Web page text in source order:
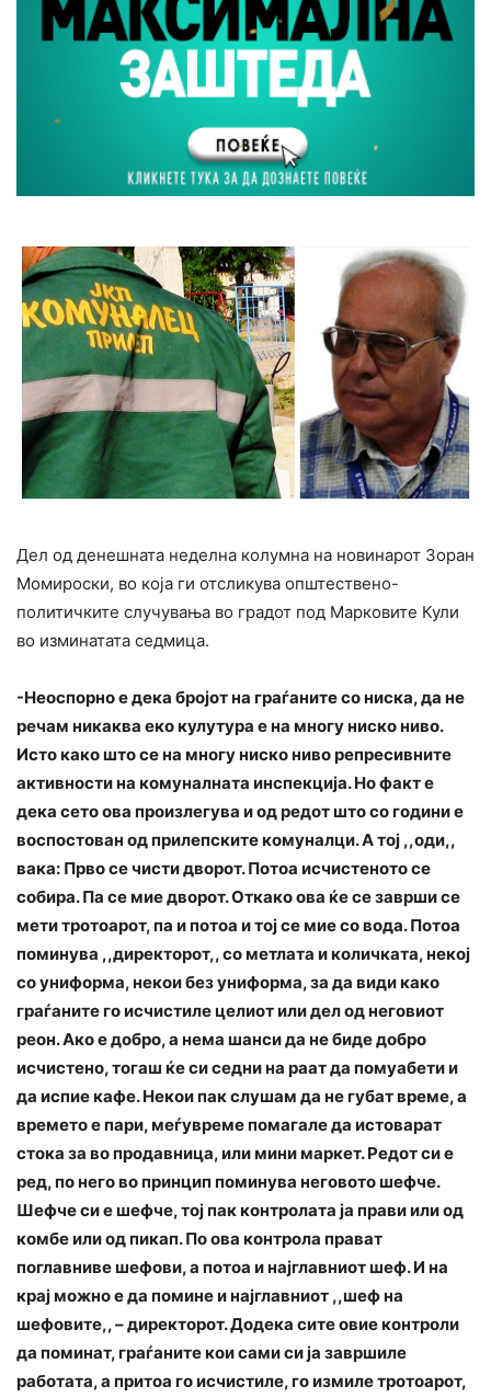
Дел од денешната неделна колумна на новинарот Зоран
Момироски, во која ги отсликува општествено-
политичките случувања во градот под Марковите Кули
во изминатата седмица.
-Неоспорно е дека бројот на граѓаните со ниска, да не
речам никаква еко кулутура е на многу ниско ниво.
Исто како што се на многу ниско ниво репресивните
активности на комуналната инспекција. Но факт е
дека сето ова произлегува и од редот што со години е
воспостован од прилепските комуналци. А тој ,,оди,,
вака: Прво се чисти дворот. Потоа исчистеното се
собира. Па се мие дворот. Откако ова ќе се заврши се
мети тротоарот, па и потоа и тој се мие со вода. Потоа
поминува ,,директорот,, со метлата и количката, некој
со униформа, некои без униформа, за да види како
граѓаните го исчистиле целиот или дел од неговиот
реон. Ако е добро, а нема шанси да не биде добро
исчистено, тогаш ќе си седни на раат да помуабети и
да испие кафе. Некои пак слушам да не губат време, а
времето е пари, меѓувреме помагале да истоварат
стока за во продавница, или мини маркет. Редот си е
ред, по него во принцип поминува неговото шефче.
Шефче си е шефче, тој пак контролата ја прави или од
комбе или од пикап. По ова контрола прават
поглавниве шефови, а потоа и најглавниот шеф. И на
крај можно е да помине и најглавниот ,,шеф на
шефовите,, – директорот. Додека сите овие контроли
да поминат, граѓаните кои сами си ја завршиле
работата, а притоа го исчистиле, го измиле тротоарот,